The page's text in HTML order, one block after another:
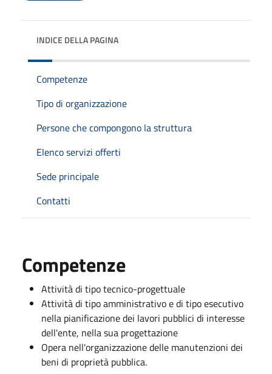
INDICE DELLA PAGINA
Competenze
Tipo di organizzazione
Persone che compongono la struttura
Elenco servizi offerti
Sede principale
Contatti
Competenze
Attività di tipo tecnico-progettuale
Attività di tipo amministrativo e di tipo esecutivo
nella pianificazione dei lavori pubblici di interesse
dell'ente, nella sua progettazione
Opera nell'organizzazione delle manutenzioni dei
beni di proprietà pubblica.